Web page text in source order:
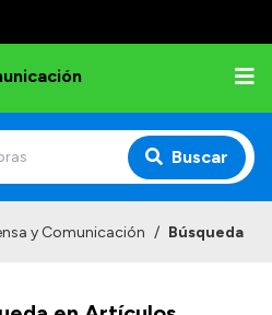
Buscar
y Comunicación / Búsqueda